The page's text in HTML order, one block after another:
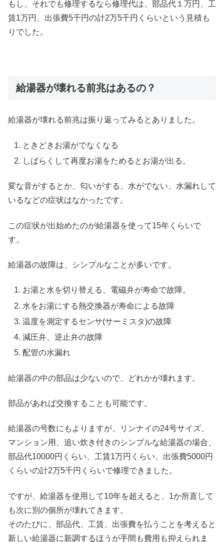
もし、それでも修理するなら修理代は、部品代１万円、工
賃1万円、出張費5千円の計2万5千円くらいという見積も
りでした。
給湯器が壊れる前兆はあるの？
給湯器が壊れる前兆は振り返ってみるとありました。
ときどきお湯がでなくなる
しばらくして再度お湯をためるとお湯が出る。
変な音がするとか、匂いがする、水がでない、水漏れして
いるなどの症状はなかったです。
この症状が出始めたのが給湯器を使って15年くらいで
す。
給湯器の故障は、シンプルなことが多いです。
お湯と水を切り替える、電磁弁が寿命で故障。
水をお湯にする熱交換器が寿命による故障
温度を測定するセンサ(サーミスタ)の故障
減圧弁、逆止弁の故障
配管の水漏れ
給湯器の中の部品は少ないので、どれかが壊れます。
部品があれば交換することも可能です。
給湯器の号数にもよりますが、リンナイの24号サイズ、
マンション用、追い炊き付きのシンプルな給湯器の場合、
部品代10000円くらい、工賃1万円くらい、出張費5000円
くらいの計2万5千円くらいで修理できました。
ですが、給湯器を使用して10年を超えると、1か所直して
も次に別の個所が壊れてきます。
そのたびに、部品代、工賃、出張費を払うことを考えると
新しい給湯器に新調するほうが手間も費用も抑えられま